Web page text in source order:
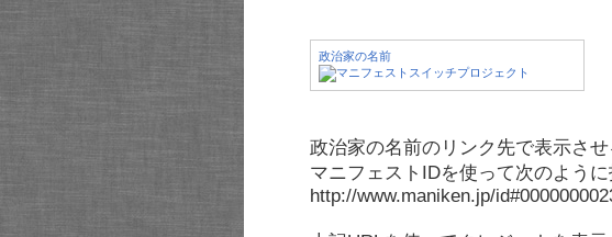
政治家の名前
政治家の名前のリンク先で表示させ
マニフェストIDを使って次のように
http://www.maniken.jp/